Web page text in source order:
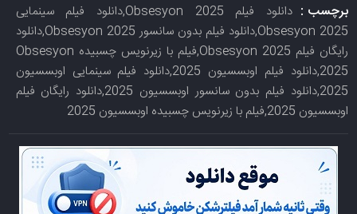
برچسب :
دانلود فیلم Obsesyon 2025,دانلود فیلم سینمایی
Obsesyon 2025,دانلود فیلم بدون سانسور Obsesyon 2025,دانلود
رایگان فیلم Obsesyon 2025,فیلم با زیرنویس چسبیده Obsesyon
2025,دانلود فیلم اوبسسیون 2025,دانلود فیلم سینمایی اوبسسیون
2025,دانلود فیلم بدون سانسور اوبسسیون 2025,دانلود رایگان فیلم
اوبسسیون 2025,فیلم با زیرنویس چسبیده اوبسسیون 2025